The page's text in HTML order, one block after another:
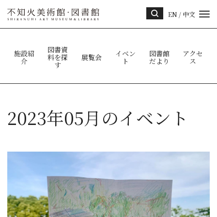
ト内
EN / 中文
施設紹
介
図書資
料を探
す
展覧会
イベン
ト
図書館
だより
アクセ
ス
2023年05月のイベント